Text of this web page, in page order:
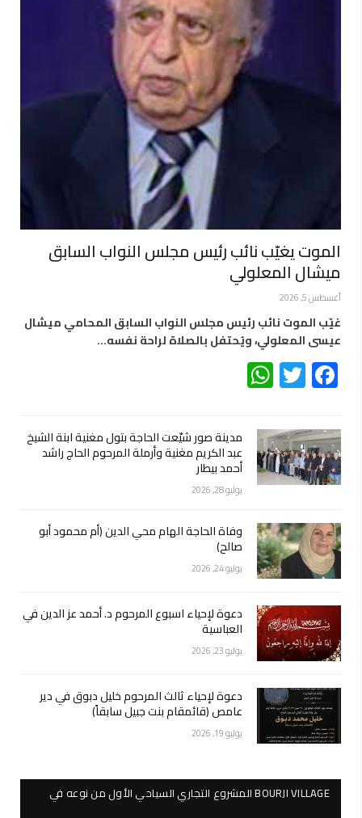
الموت يغيّب نائب رئيس مجلس النواب السابق
ميشال المعلولي
أغسطس 5, 2026
غيّب الموت نائب رئيس مجلس النواب السابق المحامي ميشال
عيسى المعلولي، ويُحتفل بالصلاة لراحة نفسه…
Facebook
Twitter
مدينة صور شيّعت الحاجة بتول مغنية ابنة الشيخ
عبد الكريم مغنية وأرملة المرحوم الحاج راشد
أحمد بيطار
يوليو 28, 2026
وفاة الحاجة الهام محي الدين (أم محمود أبو
صالح)
يوليو 24, 2026
دعوة لإحياء اسبوع المرحوم د. أحمد عز الدين في
العباسية
يوليو 23, 2026
دعوة لإحياء ثالث المرحوم خليل دبوق في دير
عامص (قائمقام بنت جبيل سابقاً)
يوليو 19, 2026
BOURJI VILLAGE المشروع التجاري السياحي الأول من نوعه في